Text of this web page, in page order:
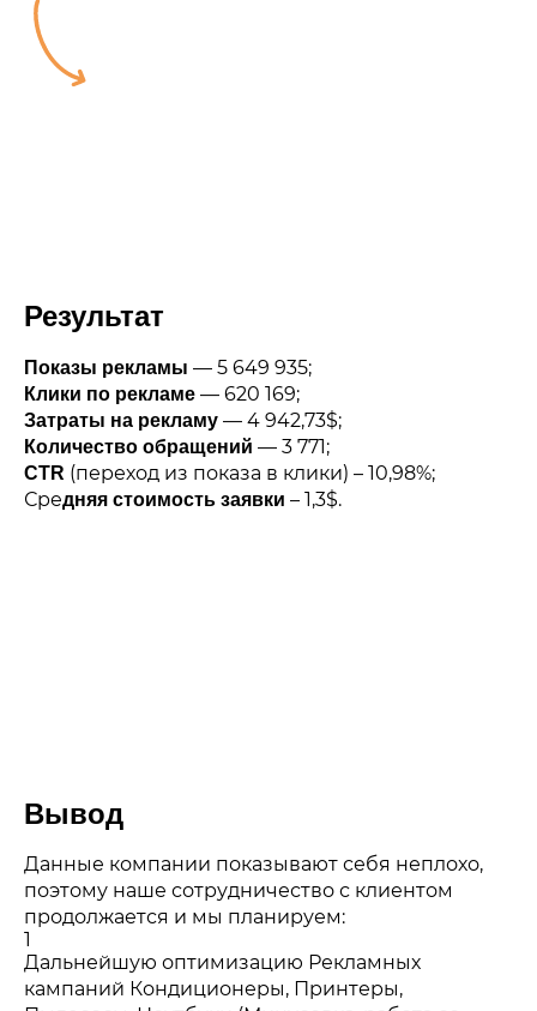
Результат
Показы рекламы — 5 649 935;
Клики по рекламе — 620 169;
Затраты на рекламу — 4 942,73$;
Количество обращений — 3 771;
CTR (переход из показа в клики) – 10,98%;
Средняя стоимость заявки – 1,3$.
Вывод
Данные компании показывают себя неплохо,
поэтому наше сотрудничество с клиентом
продолжается и мы планируем:
1
Дальнейшую оптимизацию Рекламных
кампаний Кондиционеры, Принтеры,